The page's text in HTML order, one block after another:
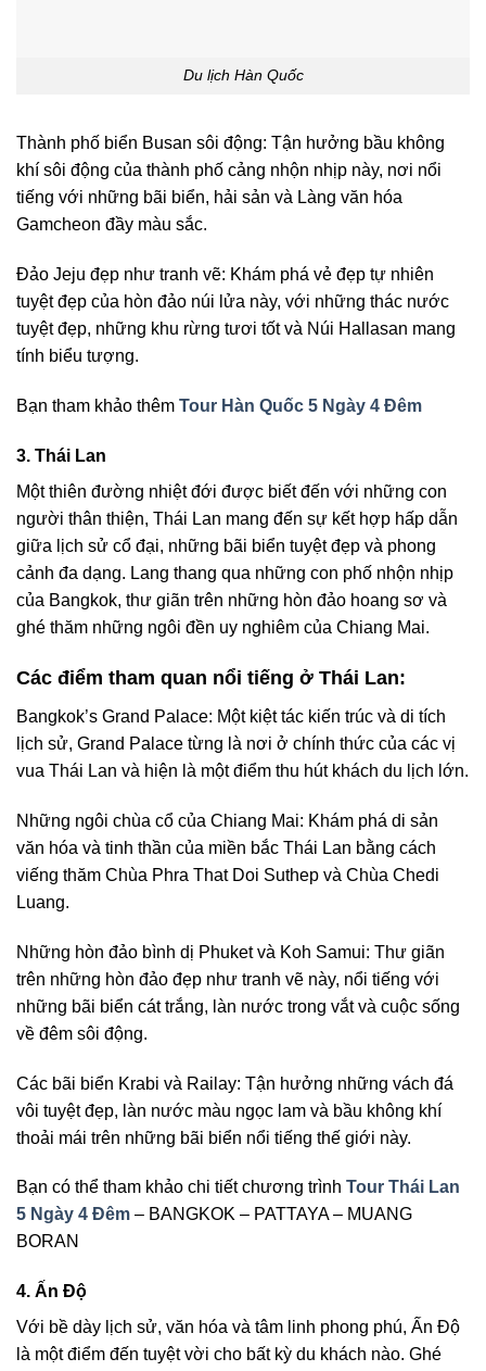
Du lịch Hàn Quốc
Thành phố biển Busan sôi động: Tận hưởng bầu không
khí sôi động của thành phố cảng nhộn nhịp này, nơi nổi
tiếng với những bãi biển, hải sản và Làng văn hóa
Gamcheon đầy màu sắc.
Đảo Jeju đẹp như tranh vẽ: Khám phá vẻ đẹp tự nhiên
tuyệt đẹp của hòn đảo núi lửa này, với những thác nước
tuyệt đẹp, những khu rừng tươi tốt và Núi Hallasan mang
tính biểu tượng.
Bạn tham khảo thêm Tour Hàn Quốc 5 Ngày 4 Đêm
3. Thái Lan
Một thiên đường nhiệt đới được biết đến với những con
người thân thiện, Thái Lan mang đến sự kết hợp hấp dẫn
giữa lịch sử cổ đại, những bãi biển tuyệt đẹp và phong
cảnh đa dạng. Lang thang qua những con phố nhộn nhịp
của Bangkok, thư giãn trên những hòn đảo hoang sơ và
ghé thăm những ngôi đền uy nghiêm của Chiang Mai.
Các điểm tham quan nổi tiếng ở Thái Lan:
Bangkok’s Grand Palace: Một kiệt tác kiến trúc và di tích
lịch sử, Grand Palace từng là nơi ở chính thức của các vị
vua Thái Lan và hiện là một điểm thu hút khách du lịch lớn.
Những ngôi chùa cổ của Chiang Mai: Khám phá di sản
văn hóa và tinh thần của miền bắc Thái Lan bằng cách
viếng thăm Chùa Phra That Doi Suthep và Chùa Chedi
Luang.
Những hòn đảo bình dị Phuket và Koh Samui: Thư giãn
trên những hòn đảo đẹp như tranh vẽ này, nổi tiếng với
những bãi biển cát trắng, làn nước trong vắt và cuộc sống
về đêm sôi động.
Các bãi biển Krabi và Railay: Tận hưởng những vách đá
vôi tuyệt đẹp, làn nước màu ngọc lam và bầu không khí
thoải mái trên những bãi biển nổi tiếng thế giới này.
Bạn có thể tham khảo chi tiết chương trình Tour Thái Lan
5 Ngày 4 Đêm – BANGKOK – PATTAYA – MUANG
BORAN
4. Ấn Độ
Với bề dày lịch sử, văn hóa và tâm linh phong phú, Ấn Độ
là một điểm đến tuyệt vời cho bất kỳ du khách nào. Ghé